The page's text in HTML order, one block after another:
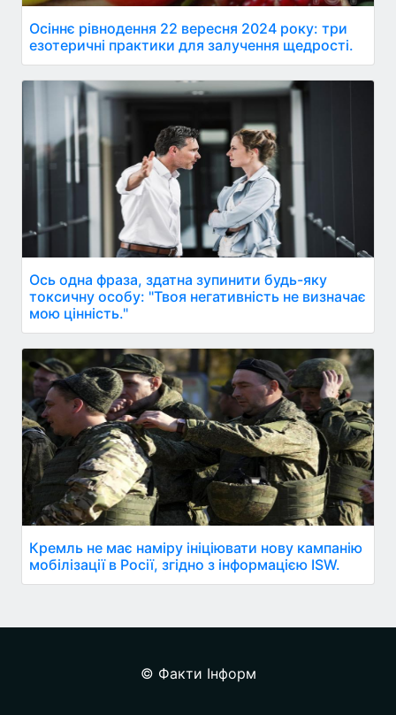
Осіннє рівнодення 22 вересня 2024 року: три
езотеричні практики для залучення щедрості.
Ось одна фраза, здатна зупинити будь-яку
токсичну особу: "Твоя негативність не визначає
мою цінність."
Кремль не має наміру ініціювати нову кампанію
мобілізації в Росії, згідно з інформацією ISW.
© Факти Інформ